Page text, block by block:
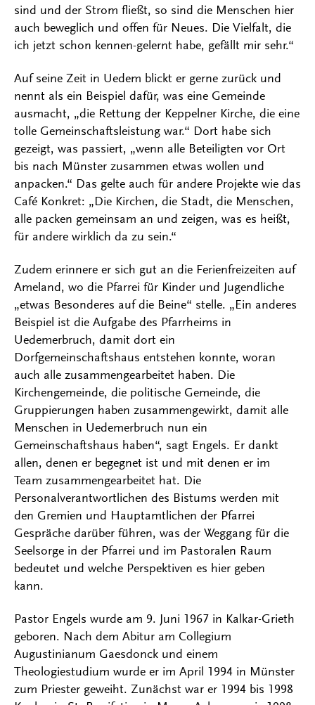
sind und der Strom fließt, so sind die Menschen hier
auch beweglich und offen für Neues. Die Vielfalt, die
ich jetzt schon kennen-gelernt habe, gefällt mir sehr.“
Auf seine Zeit in Uedem blickt er gerne zurück und
nennt als ein Beispiel dafür, was eine Gemeinde
ausmacht, „die Rettung der Keppelner Kirche, die eine
tolle Gemeinschaftsleistung war.“ Dort habe sich
gezeigt, was passiert, „wenn alle Beteiligten vor Ort
bis nach Münster zusammen etwas wollen und
anpacken.“ Das gelte auch für andere Projekte wie das
Café Konkret: „Die Kirchen, die Stadt, die Menschen,
alle packen gemeinsam an und zeigen, was es heißt,
für andere wirklich da zu sein.“
Zudem erinnere er sich gut an die Ferienfreizeiten auf
Ameland, wo die Pfarrei für Kinder und Jugendliche
„etwas Besonderes auf die Beine“ stelle. „Ein anderes
Beispiel ist die Aufgabe des Pfarrheims in
Uedemerbruch, damit dort ein
Dorfgemeinschaftshaus entstehen konnte, woran
auch alle zusammengearbeitet haben. Die
Kirchengemeinde, die politische Gemeinde, die
Gruppierungen haben zusammengewirkt, damit alle
Menschen in Uedemerbruch nun ein
Gemeinschaftshaus haben“, sagt Engels. Er dankt
allen, denen er begegnet ist und mit denen er im
Team zusammengearbeitet hat. Die
Personalverantwortlichen des Bistums werden mit
den Gremien und Hauptamtlichen der Pfarrei
Gespräche darüber führen, was der Weggang für die
Seelsorge in der Pfarrei und im Pastoralen Raum
bedeutet und welche Perspektiven es hier geben
kann.
Pastor Engels wurde am 9. Juni 1967 in Kalkar-Grieth
geboren. Nach dem Abitur am Collegium
Augustinianum Gaesdonck und einem
Theologiestudium wurde er im April 1994 in Münster
zum Priester geweiht. Zunächst war er 1994 bis 1998